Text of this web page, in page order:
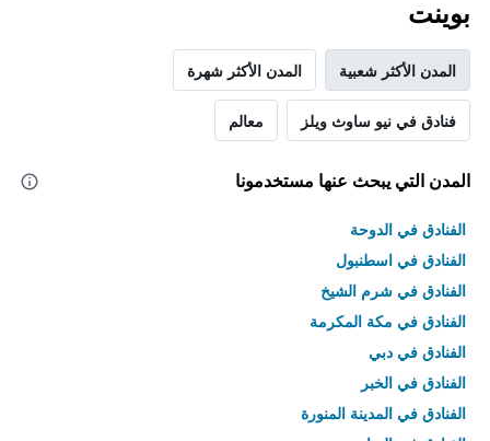
بوينت
المدن الأكثر شعبية المدن الأكثر شهرة
فنادق في نيو ساوث ويلز معالم
المدن التي يبحث عنها مستخدمونا
الفنادق في الدوحة
الفنادق في اسطنبول
الفنادق في شرم الشيخ
الفنادق في مكة المكرمة
الفنادق في دبي
الفنادق في الخبر
الفنادق في المدينة المنورة